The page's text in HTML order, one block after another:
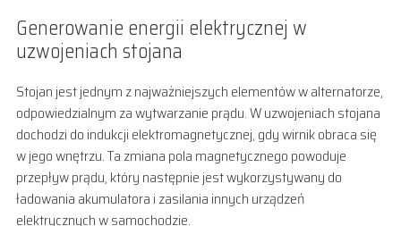
Generowanie energii elektrycznej w
uzwojeniach stojana
Stojan jest jednym z najważniejszych elementów w alternatorze,
odpowiedzialnym za wytwarzanie prądu. W uzwojeniach stojana
dochodzi do indukcji elektromagnetycznej, gdy wirnik obraca się
w jego wnętrzu. Ta zmiana pola magnetycznego powoduje
przepływ prądu, który następnie jest wykorzystywany do
ładowania akumulatora i zasilania innych urządzeń
elektrycznych w samochodzie.